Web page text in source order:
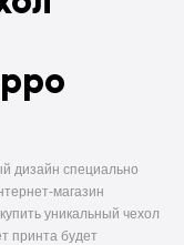
дизайн специально
магазин
уникальный чехол
принта будет